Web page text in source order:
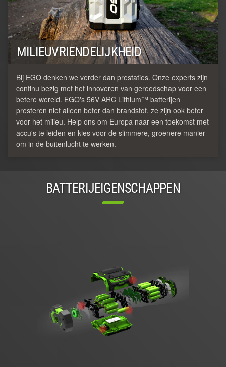
MILIEUVRIENDELIJKHEID
Bij EGO denken we verder dan prestaties. Onze experts zijn
continu bezig met het innoveren van gereedschap voor een
betere wereld. EGO's 56V ARC Lithium™ batterijen
presteren niet alleen beter dan brandstof, ze zijn ook beter
voor het milieu. Help ons om Europa naar een toekomst met
accu's te leiden en kies voor de slimmere, groenere manier
om in de buitenlucht te werken.
BATTERIJEIGENSCHAPPEN